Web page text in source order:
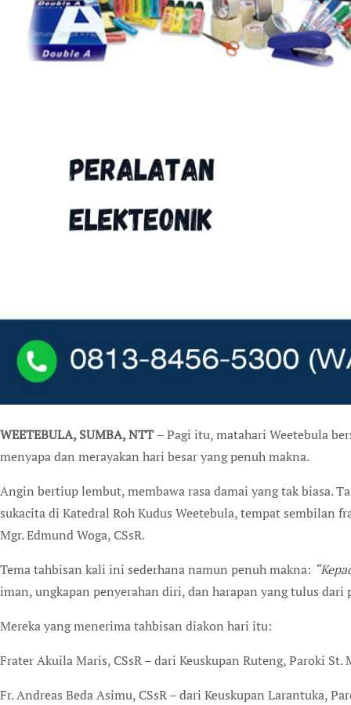
WEETEBULA, SUMBA, NTT– Pagi itu, matahari Weetebula
menyapa dan merayakan hari besar yang penuh makna.
Angin bertiup lembut, membawa rasa damai yang tak biasa.
sukacita di Katedral Roh Kudus Weetebula, tempat sembilan
Mgr. Edmund Woga, CSsR.
Tema tahbisan kali ini sederhana namun penuh makna:
iman, ungkapan penyerahan diri, dan harapan yang tulus
Mereka yang menerima tahbisan diakon hari itu:
Frater Akuila Maris, CSsR – dari Keuskupan Ruteng, Paroki
Fr. Andreas Beda Asimu, CSsR – dari Keuskupan Larantuka,